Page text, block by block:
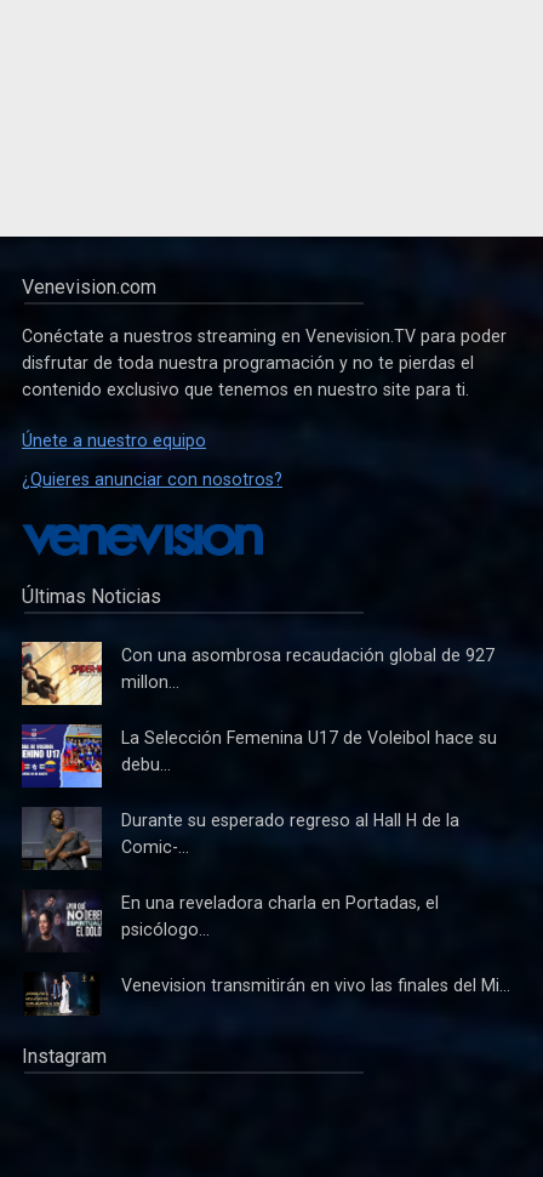
Venevision.com
Conéctate a nuestros streaming en Venevision.TV para poder
disfrutar de toda nuestra programación y no te pierdas el
contenido exclusivo que tenemos en nuestro site para ti.
Únete a nuestro equipo
¿Quieres anunciar con nosotros?
Últimas Noticias
Con una asombrosa recaudación global de 927
millon...
La Selección Femenina U17 de Voleibol hace su
debu...
Durante su esperado regreso al Hall H de la
Comic-...
En una reveladora charla en Portadas, el
psicólogo...
Venevision transmitirán en vivo las finales del Mi...
Instagram